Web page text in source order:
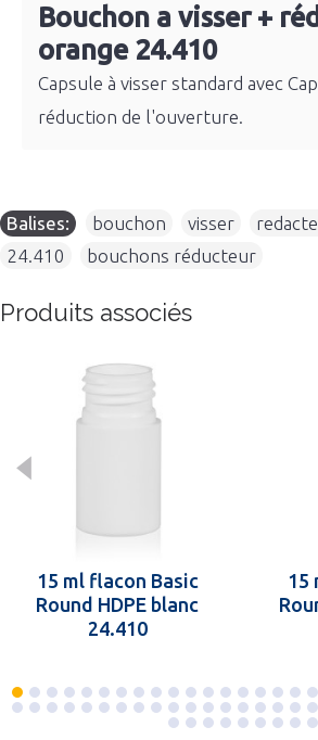
Bouchon a visser +
orange 24.410
Capsule à visser standard avec
réduction de l'ouverture.
Balises: bouchon visser
24.410
bouchons réducteur
Produits associés
15 ml flacon Basic
Round HDPE blanc
24.410
15